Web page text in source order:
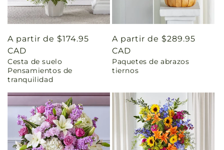
Precio
habitual
A partir de $174.95
CAD
Cesta de suelo
Pensamientos de
tranquilidad
Precio
habitual
A partir de $289.95
CAD
Paquetes de abrazos
tiernos